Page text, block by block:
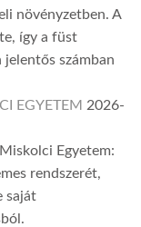
növényzetben. A
így a füst
számban
EGYETEM 2026-
Egyetem:
rendszerét,
saját